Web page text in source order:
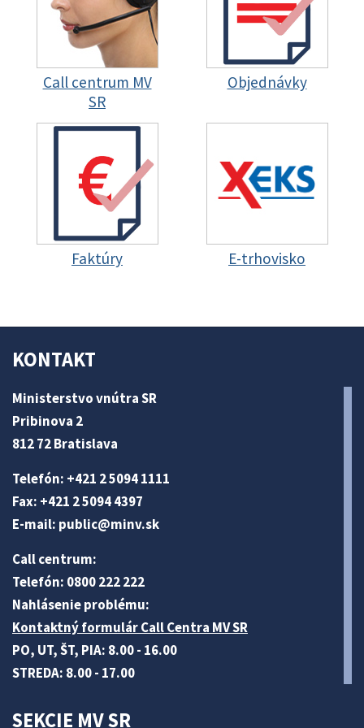
Call centrum MV
SR
Objednávky
Faktúry E-trhovisko
KONTAKT
Ministerstvo vnútra SR
Pribinova 2
812 72 Bratislava
Telefón: +421 2 5094 1111
Fax: +421 2 5094 4397
E-mail: public@minv.sk
Call centrum:
Telefón: 0800 222 222
Nahlásenie problému:
Kontaktný formulár Call Centra MV SR
PO, UT, ŠT, PIA: 8.00 - 16.00
STREDA: 8.00 - 17.00
SEKCIE MV SR